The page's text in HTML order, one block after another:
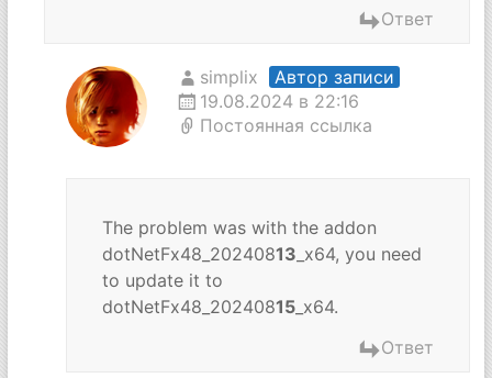
Ответ
simplix
Автор записи
19.08.2024 в 22:16
Постоянная ссылка
The problem was with the addon
dotNetFx48_20240813 _x64, you need
to update it to
dotNetFx48_20240815_x64.
Ответ